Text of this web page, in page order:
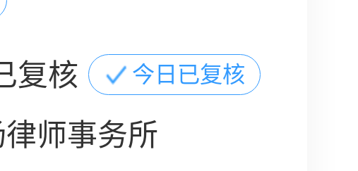
复核 今日已复核
师事务所